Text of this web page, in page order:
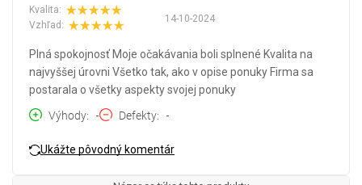
14-10-2024
Kvalita:
Vzhľad:
Plná spokojnosť Moje očakávania boli splnené Kvalita na
najvyššej úrovni Všetko tak, ako v opise ponuky Firma sa
postarala o všetky aspekty svojej ponuky
Výhody
- Defekty -
Ukážte pôvodný komentár